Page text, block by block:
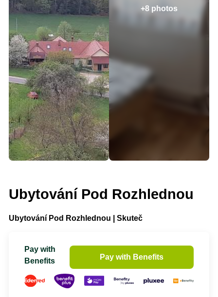
+8 photos
Ubytování Pod Rozhlednou
Ubytování Pod Rozhlednou | Skuteč
Pay with
Benefits
Pay with Benefits